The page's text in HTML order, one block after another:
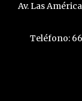
Av. Las
Teléfono: